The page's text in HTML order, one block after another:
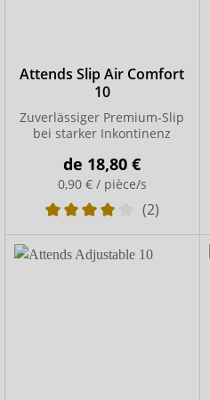
Attends Slip Air Comfort
10
Zuverlässiger Premium-Slip
bei starker Inkontinenz
de 18,80 €
0,90 € / pièce/s
(2)